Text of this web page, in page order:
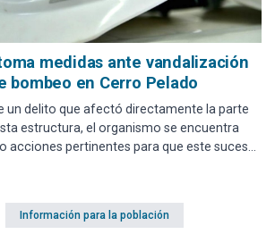
toma medidas ante vandalización
bombeo en Cerro Pelado
un delito que afectó directamente la parte
estructura, el organismo se encuentra
acciones pertinentes para que este suceso
posible.
Información para la población